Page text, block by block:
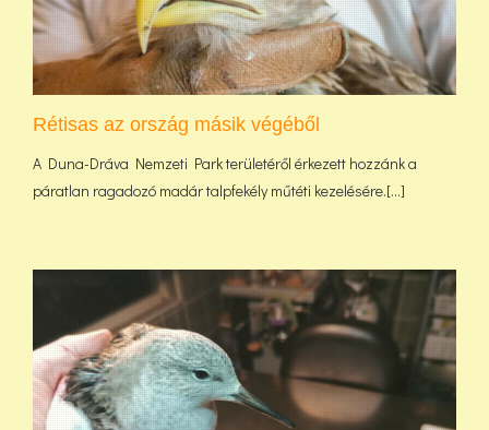
Rétisas az ország másik végéből
A Duna-Dráva Nemzeti Park területéről érkezett hozzánk a
páratlan ragadozó madár talpfekély műtéti kezelésére.[...]